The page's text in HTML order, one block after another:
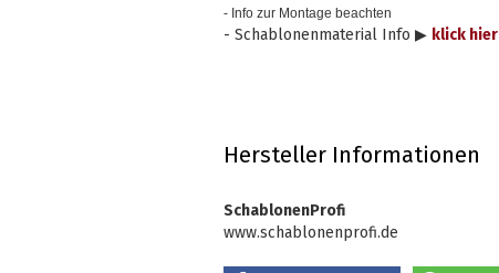
- Info zur Montage beachten
- Schablonenmaterial Info ▶ klick hier
Hersteller Informationen
SchablonenProfi
www.schablonenprofi.de